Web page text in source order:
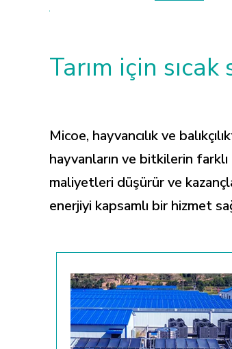
Tarım için
Micoe, hayvancılık ve
hayvanların ve bitkilerin
maliyetleri düşürür ve
enerjiyi kapsamlı bir hizmet